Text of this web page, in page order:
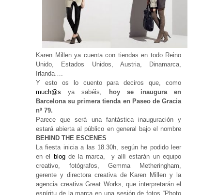
Karen Millen ya cuenta con tiendas en todo Reino
Unido, Estados Unidos, Austria, Dinamarca,
Irlanda….
Y esto os lo cuento para deciros que, como
much@s ya sabéis,
hoy se inaugura en
Barcelona su primera tienda en Paseo de Gracia
nº 79.
Parece que será una fantástica inauguración y
estará abierta al público en general bajo el nombre
BEHIND THE ESCENES
La fiesta inicia a las 18.30h, según he podido leer
en el blogde la marca, y allí estarán un equipo
creativo, fotógrafos, Gemma Metheringham,
gerente y directora creativa de Karen Millen y la
agencia creativa Great Works, que interpretarán el
espíritu de la marca en una sesión de fotos “Photo
intereses y
comportamiento
mientras visitas
nuestro sitio,
aumentas la
posibilidad de
ver contenido y
personalizados.